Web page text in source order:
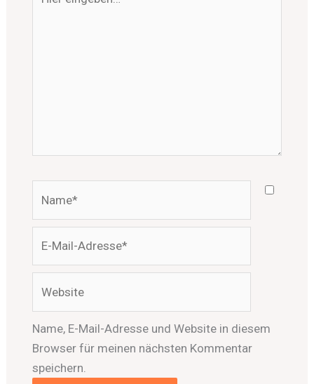
eingeben…
Adresse*
Name, E-Mail-Adresse und Website in diesem
Browser für meinen nächsten Kommentar
speichern.